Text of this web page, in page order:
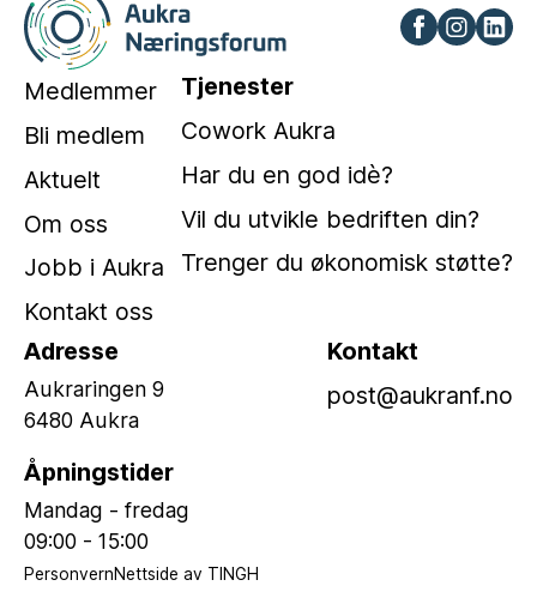
Medlemmer
Bli medlem
Aktuelt
Om oss
Jobb i Aukra
Kontakt oss
Tjenester
Cowork Aukra
Har du en god idè?
Vil du utvikle bedriften din?
Trenger du økonomisk støtte?
Adresse
Aukraringen 9
6480 Aukra
Åpningstider
Mandag - fredag
09:00 - 15:00
Kontakt
post@aukranf.no
PersonvernNettside av TINGH